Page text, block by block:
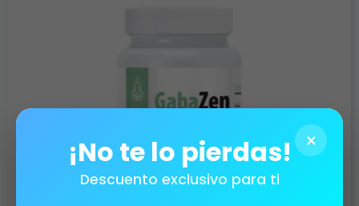
×
¡No te lo pierdas!
Descuento exclusivo para ti